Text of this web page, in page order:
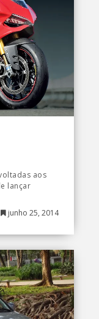
aos
lançar
junho 25, 2014